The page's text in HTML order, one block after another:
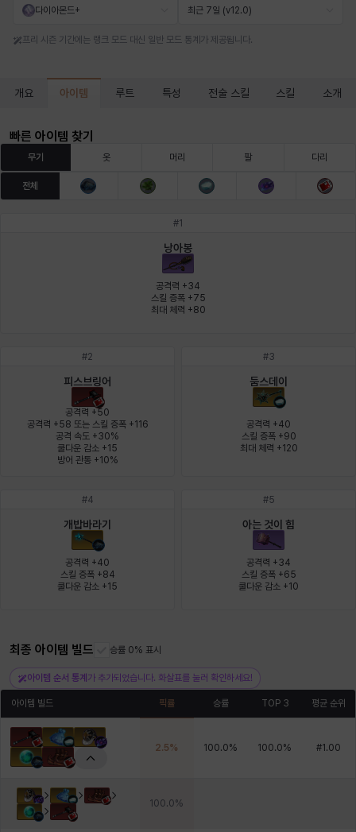
아야 아이솔 아이작 알렉스 알론소 얀
이안 재키
카밀로 캐시
크레이버 타지아
펠릭스 피올로
헤이즈 헨리 현우
다이아몬드+ 최근 7일 (v12.0)
프리 시즌 기간에는 랭크 모드 대신 일반 모드 통계가 제공됩니다.
개요 아이템 루트 특성 전술 스킬 스킬 소개
빠른 아이템 찾기
무기 옷 머리 팔 다리
전체
#1
낭아봉
공격력 +34
스킬 증폭 +75
최대 체력 +80
#2
피스브링어
공격력 +50
공격력 +58 또는 스킬 증폭 +116
공격 속도 +30%
쿨다운 감소 +15
방어 관통 +10%
#3
둠스데이
공격력 +40
스킬 증폭 +90
최대 체력 +120
#4
개밥바라기
공격력 +40
스킬 증폭 +84
쿨다운 감소 +15
#5
아는 것이 힘
공격력 +34
스킬 증폭 +65
쿨다운 감소 +10
최종 아이템 빌드 승률 0% 표시
아이템 순서 통계 가 추가되었습니다. 화살표를 눌러 확인하세요!
아이템 빌드 픽률 승률 TOP 3 평균 순위
2.5% 100.0% 100.0% #1.00
100.0%